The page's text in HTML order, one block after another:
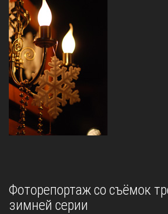
Фоторепортаж со съёмок
зимней серии